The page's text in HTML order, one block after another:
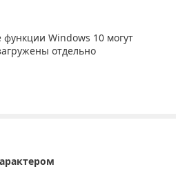
Windows 10 могут
отдельно